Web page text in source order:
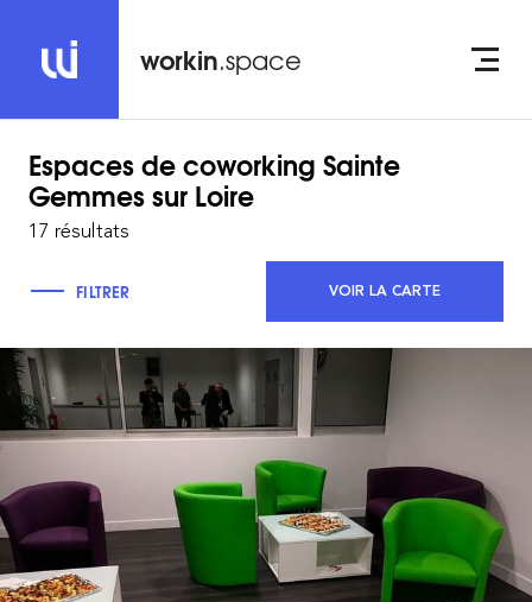
workin.space
Espaces de coworking Sainte
Gemmes sur Loire
17 résultats
FILTRER VOIR LA CARTE